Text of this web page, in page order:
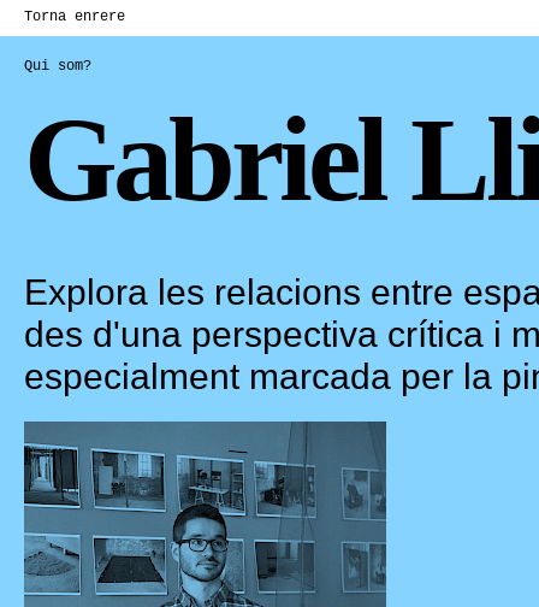
Torna enrere
Qui som?
Gabriel
Explora les relacions entre
des d'una perspectiva crítica i
especialment marcada per la